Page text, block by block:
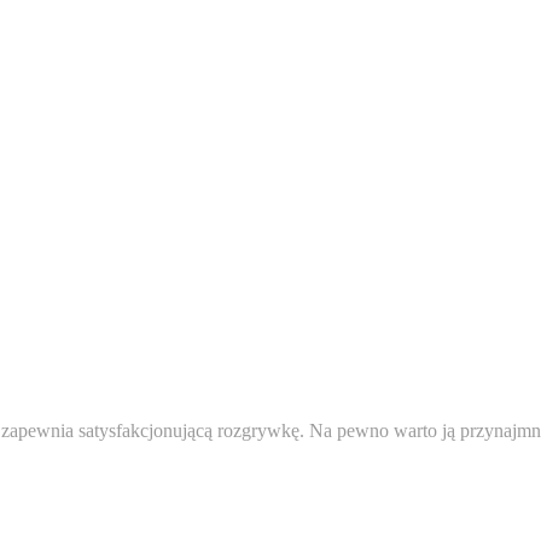
satysfakcjonującą rozgrywkę. Na pewno warto ją